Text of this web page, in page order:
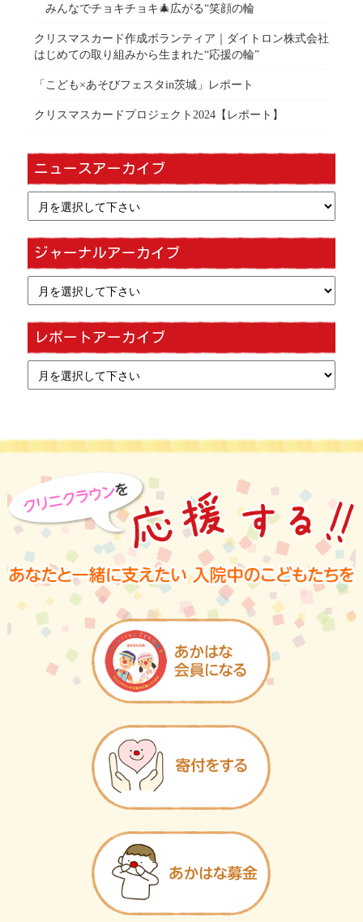
みんなでチョキチョキ🎄広がる“笑顔の輪
クリスマスカード作成ボランティア｜ダイトロン株式会社
はじめての取り組みから生まれた“応援の輪”
「こども×あそびフェスタin茨城」レポート
クリスマスカードプロジェクト2024【レポート】
ニュースアーカイブ
ジャーナルアーカイブ
レポートアーカイブ